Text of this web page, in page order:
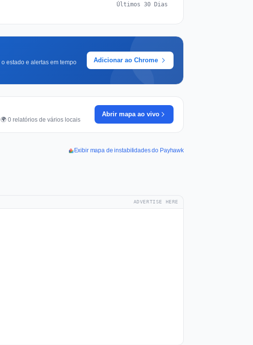
Últimos 30 Dias
estado e alertas em tempo
Adicionar ao Chrome
0 relatórios de vários locais
Abrir mapa ao vivo
Exibir mapa de instabilidades do Payhawk
ADVERTISE HERE